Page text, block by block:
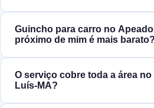
Guincho para carro no
próximo de mim é mais barato?
O serviço cobre toda a área
Luís‑MA?